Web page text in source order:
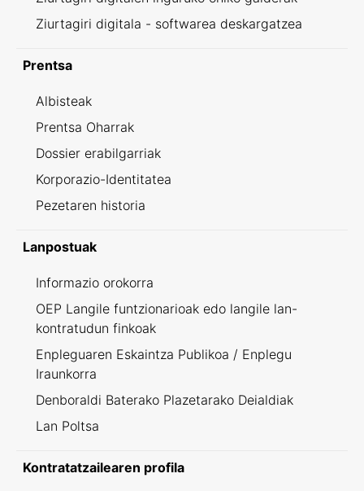
Ziurtagiri digitala - softwarea deskargatzea
Prentsa
Albisteak
Prentsa Oharrak
Dossier erabilgarriak
Korporazio-Identitatea
Pezetaren historia
Lanpostuak
Informazio orokorra
OEP Langile funtzionarioak edo langile lan-
kontratudun finkoak
Enpleguaren Eskaintza Publikoa / Enplegu
Iraunkorra
Denboraldi Baterako Plazetarako Deialdiak
Lan Poltsa
Kontratatzailearen profila